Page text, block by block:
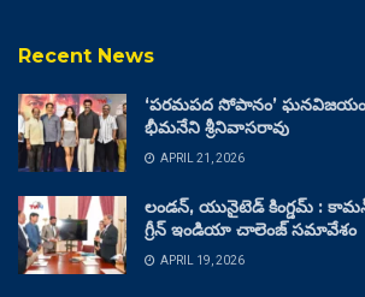
Recent News
‘పరమపద సోపానం’ ఘనవిజయం
భీమనేని శ్రీనివాసరావు
APRIL 21, 2026
లండన్, యునైటెడ్ కింగ్డమ్ :
గ్రీన్ ఇండియా చాలెంజ్ సమావేశం
APRIL 19, 2026